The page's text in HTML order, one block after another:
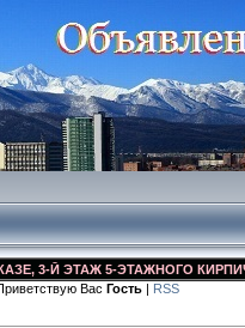
Й ЭТАЖ 5-ЭТАЖНОГО
Вас Гость | RSS